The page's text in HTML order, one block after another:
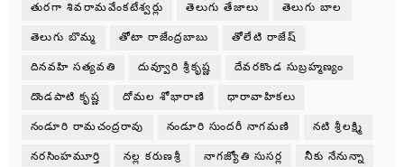
తురగా శివరామవేంకటేశ్వర్లు తెలుగు తేజాలు తెలుగు బాల
తెలుగు బొమ్మ తోటా రాజేంద్రబాబు తోలేటి రాజేష్
దినవహి సత్యవతి దువ్వూరి శ్రీకృష్ణ దేవరకొండ సుబ్రహ్మణ్యం
దొండపాటి కృష్ణ దోమల శోభారాణి ధారావాహికలు
నండూరి రామచంద్రరావు నండూరి సుందరీ నాగమణి నటి శ్రీలక్ష్మి
నరసింహమూర్తి నల్ల కరుణశ్రీ నాగజ్యోతి సుసర్ల నీకు నేనున్నా